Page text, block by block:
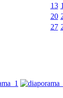
13
20
27